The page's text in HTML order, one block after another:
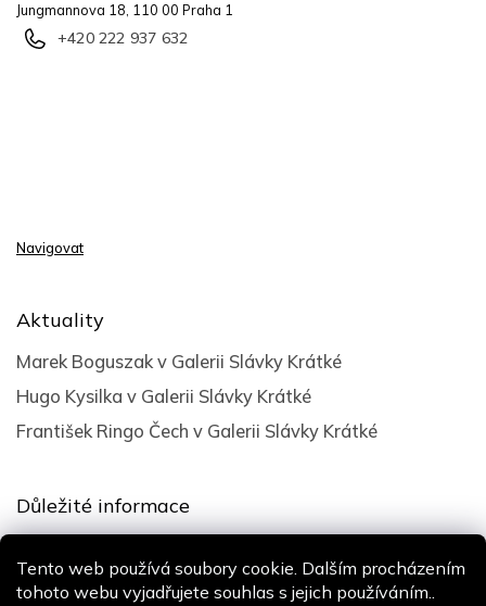
Tento web používá soubory cookie. Dalším procházením
tohoto webu vyjadřujete souhlas s jejich používáním..
Jungmannova 18, 110 00 Praha 1
+420 222 937 632
Navigovat
Aktuality
Marek Boguszak v Galerii Slávky Krátké
Hugo Kysilka v Galerii Slávky Krátké
František Ringo Čech v Galerii Slávky Krátké
Důležité informace
Podmínky ochrany osobních údajů